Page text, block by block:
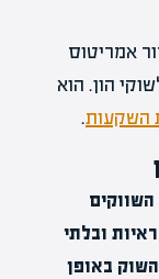
אמריטוס
הון. הוא
השקעות.
השווקים
ובלתי
באופן